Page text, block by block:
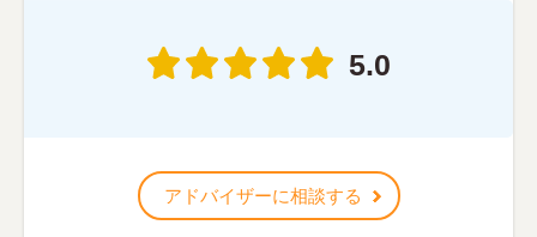
5.0
アドバイザーに相談する